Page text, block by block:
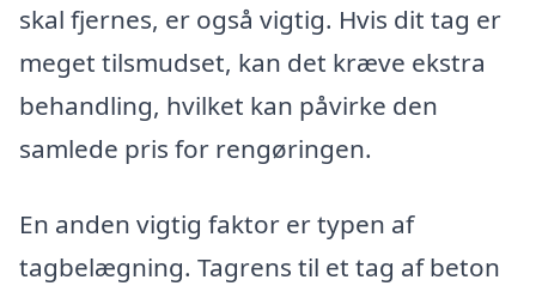
skal fjernes, er også vigtig. Hvis dit tag er
meget tilsmudset, kan det kræve ekstra
behandling, hvilket kan påvirke den
samlede pris for rengøringen.
En anden vigtig faktor er typen af
tagbelægning. Tagrens til et tag af beton